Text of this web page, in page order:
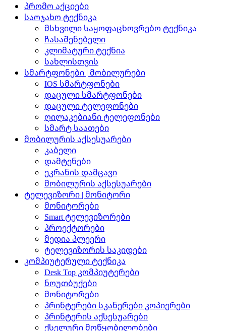
პრომო აქციები
საოჯახო ტექნიკა
მსხვილი საყოფაცხოვრებო ტექნიკა
ჩასაშენებელი
კლიმატური ტექნია
სახლისთვის
სმარტფონები | მობილურები
IOS სმარტფონები
დაცული სმარტფონები
დაცული ტელეფონები
ღილაკებიანი ტელეფონები
სმარტ საათები
მობილურის აქსესუარები
კაბელი
დამტენები
ეკრანის დამცავი
მობილურის აქსესუარები
ტელევიზორი | მონიტორი
მონიტორები
Smart ტელევიზორები
პროექტორები
მედია პლეერი
ტელევიზორის საკიდები
კომპიუტერული ტექნიკა
Desk Top კომპიუტერები
ნოუთბუქები
მონიტორები
პრინტერები სკანერები კოპიერები
პრინტერის აქსესუარები
ქსელური მოწყობილობები